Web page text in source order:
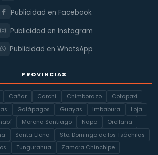
Publicidad en Facebook
Publicidad en Instagram
Publicidad en WhatsApp
PROVINCIAS
Cañar Carchi Chimborazo
Cotopaxi
Galápagos Guayas Imbabura
Loja
Morona Santiago Napo
Orellana
Santa Elena
Sto. Domingo de los Tsáchilas
Tungurahua Zamora Chinchipe